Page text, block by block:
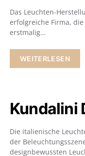
Das Leuchten-
erfolgreiche Firma,
erstmalig…
WEITERLESEN
Kundalini
Die italienische
der
designbewussten